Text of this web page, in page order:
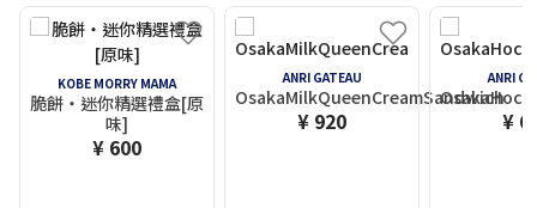
KOBE MORRY MAMA
脆餅・迷你精選禮盒[原
味]
¥ 600
ANRI GATEAU
OsakaMilkQueenCreamSandwich
¥ 920
ANRI
¥